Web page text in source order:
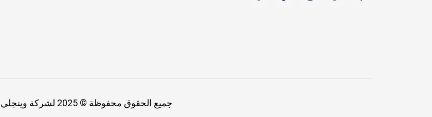
جميع الحقوق محفوظة © 2025 لشركة وينجلي